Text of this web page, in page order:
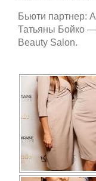
Бьюти партнер:
Татьяны Бойко
Beauty Salon.